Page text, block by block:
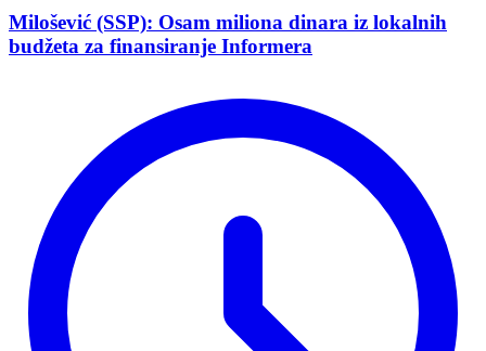
Milošević (SSP): Osam miliona dinara iz lokalnih
budžeta za finansiranje Informera